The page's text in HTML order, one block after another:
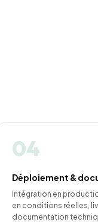
04
Déploiement &
Intégration en
en conditions réelles,
documentation